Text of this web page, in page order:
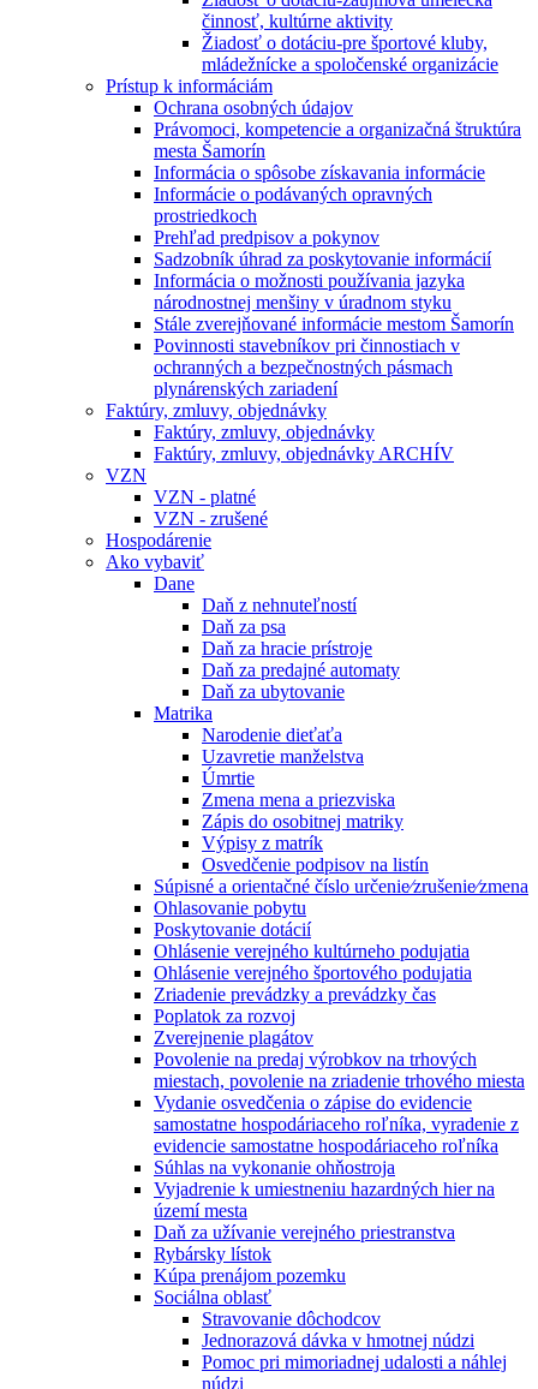
činnosť, kultúrne aktivity
Žiadosť o dotáciu-pre športové kluby,
mládežnícke a spoločenské organizácie
Prístup k informáciám
Ochrana osobných údajov
Právomoci, kompetencie a organizačná štruktúra
mesta Šamorín
Informácia o spôsobe získavania informácie
Informácie o podávaných opravných
prostriedkoch
Prehľad predpisov a pokynov
Sadzobník úhrad za poskytovanie informácií
Informácia o možnosti používania jazyka
národnostnej menšiny v úradnom styku
Stále zverejňované informácie mestom Šamorín
Povinnosti stavebníkov pri činnostiach v
ochranných a bezpečnostných pásmach
plynárenských zariadení
Faktúry, zmluvy, objednávky
Faktúry, zmluvy, objednávky
Faktúry, zmluvy, objednávky ARCHÍV
VZN
VZN - platné
VZN - zrušené
Hospodárenie
Ako vybaviť
Dane
Daň z nehnuteľností
Daň za psa
Daň za hracie prístroje
Daň za predajné automaty
Daň za ubytovanie
Matrika
Narodenie dieťaťa
Uzavretie manželstva
Úmrtie
Zmena mena a priezviska
Zápis do osobitnej matriky
Výpisy z matrík
Osvedčenie podpisov na listín
Súpisné a orientačné číslo určenie⁄zrušenie⁄zmena
Ohlasovanie pobytu
Poskytovanie dotácií
Ohlásenie verejného kultúrneho podujatia
Ohlásenie verejného športového podujatia
Zriadenie prevádzky a prevádzky čas
Poplatok za rozvoj
Zverejnenie plagátov
Povolenie na predaj výrobkov na trhových
miestach, povolenie na zriadenie trhového miesta
Vydanie osvedčenia o zápise do evidencie
samostatne hospodáriaceho roľníka, vyradenie z
evidencie samostatne hospodáriaceho roľníka
Súhlas na vykonanie ohňostroja
Vyjadrenie k umiestneniu hazardných hier na
území mesta
Daň za užívanie verejného priestranstva
Rybársky lístok
Kúpa prenájom pozemku
Sociálna oblasť
Stravovanie dôchodcov
Jednorazová dávka v hmotnej núdzi
Pomoc pri mimoriadnej udalosti a náhlej
núdzi